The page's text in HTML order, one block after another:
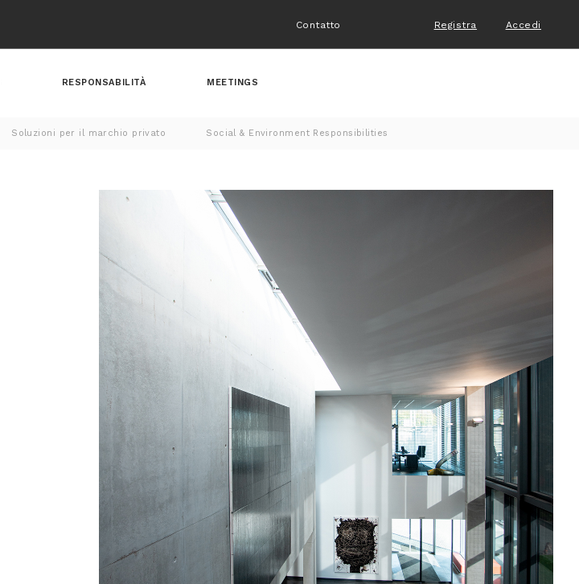
Contatto Registra Accedi
RESPONSABILITÀ MEETINGS
Soluzioni per il marchio privato Social & Environment Responsibilities